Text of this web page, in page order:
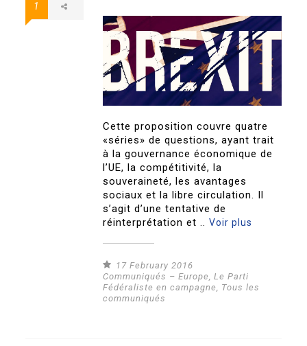
1
Cette proposition couvre quatre
«séries» de questions, ayant trait
à la gouvernance économique de
l’UE, la compétitivité, la
souveraineté, les avantages
sociaux et la libre circulation. Il
s’agit d’une tentative de
réinterprétation et ..Voir plus
17 February 2016
Communiqués – Europe,Le Parti
Fédéraliste en campagne, Tous les
communiqués